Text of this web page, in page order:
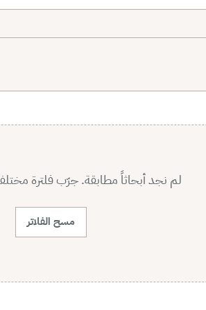
لم نجد أبحاثاً مطابقة. جرّب فلترة
مسح الفلاتر